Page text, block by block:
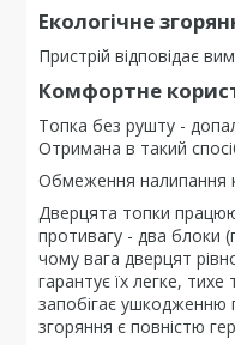
Екологічне
Пристрій відповідає
Комфортне
Топка без рушту -
Отримана в такий
Обмеження налипання
Дверцята топки
противагу - два блоки
чому вага дверцят
гарантує їх легке,
запобігає ушкодженню
згоряння є повністю